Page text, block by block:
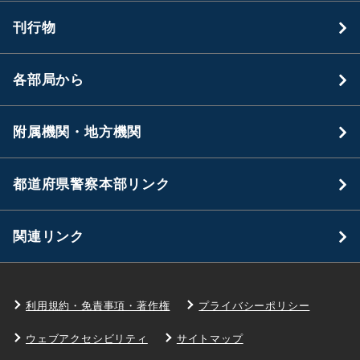
刊行物
各部局から
附属機関・地方機関
都道府県警察本部リンク
関連リンク
利用規約・免責事項・著作権 プライバシーポリシー
ウェブアクセシビリティ サイトマップ